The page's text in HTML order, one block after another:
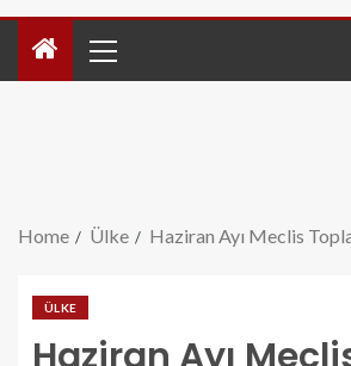
Home Ülke Haziran Ayı Meclis
ÜLKE